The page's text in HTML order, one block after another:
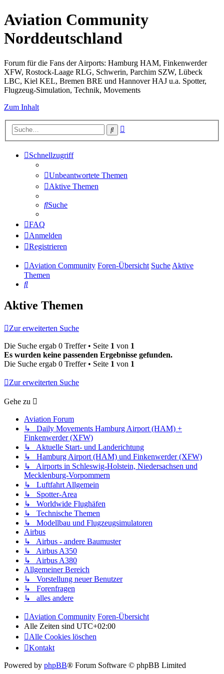
Aviation Community
Norddeutschland
Forum für die Fans der Airports: Hamburg HAM, Finkenwerder
XFW, Rostock-Laage RLG, Schwerin, Parchim SZW, Lübeck
LBC, Kiel KEL, Bremen BRE und Hannover HAJ u.a. Spotter,
Flugzeug-Simulation, Technik, Movements
Zum Inhalt
Suche
Schnellzugriff
Unbeantwortete Themen
Aktive Themen
Suche
FAQ
Anmelden
Registrieren
Aviation Community Foren-Übersicht SucheAktive
Themen
Suche
Aktive Themen
Zur erweiterten Suche
Die Suche ergab 0 Treffer • Seite 1 von 1
Es wurden keine passenden Ergebnisse gefunden.
Die Suche ergab 0 Treffer • Seite 1 von 1
Zur erweiterten Suche
Gehe zu
Aviation Forum
↳ Daily Movements Hamburg Airport (HAM) +
Finkenwerder (XFW)
↳ Aktuelle Start- und Landerichtung
↳ Hamburg Airport (HAM) und Finkenwerder (XFW)
↳ Airports in Schleswig-Holstein, Niedersachsen und
Mecklenburg-Vorpommern
↳ Luftfahrt Allgemein
↳ Spotter-Area
↳ Worldwide Flughäfen
↳ Technische Themen
↳ Modellbau und Flugzeugsimulatoren
Airbus
↳ Airbus - andere Baumuster
↳ Airbus A350
↳ Airbus A380
Allgemeiner Bereich
↳ Vorstellung neuer Benutzer
↳ Forenfragen
↳ alles andere
Aviation Community Foren-Übersicht
Alle Zeiten sind UTC+02:00
Alle Cookies löschen
Kontakt
Powered by phpBB® Forum Software © phpBB Limited